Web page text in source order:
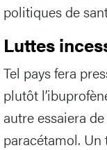
politiques de
Luttes
Tel pays fera
plutôt
autre essaiera
paracétamol.